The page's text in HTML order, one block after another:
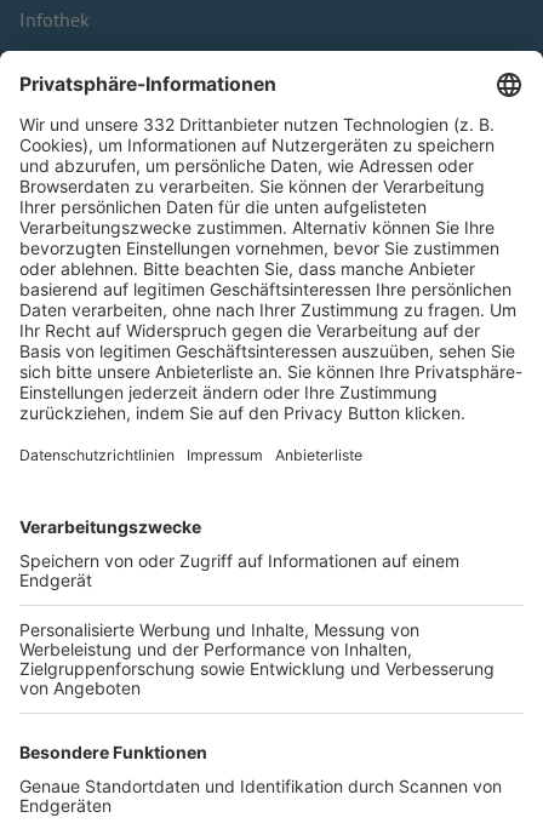
Infothek
Kontakt
HÄUFIG BESUCHTE SEITEN
Pässe und Vereinswechsel
Trainerausbildung
Schulungsangebot Vereinsmitarbeiter
BFV-Geschäftsstellen
Trainerbörse
Login SpielPlus
FOLGE DEM BFV
TOP-VEREINE
TOP-PARTNER